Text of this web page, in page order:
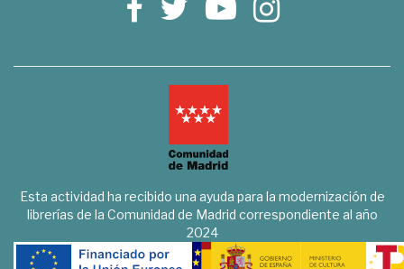
Esta actividad ha recibido una ayuda para la modernización de
librerías de la Comunidad de Madrid correspondiente al año
2024